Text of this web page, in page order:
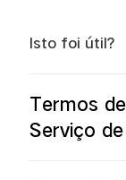
Isto foi útil?
Termos
Serviço